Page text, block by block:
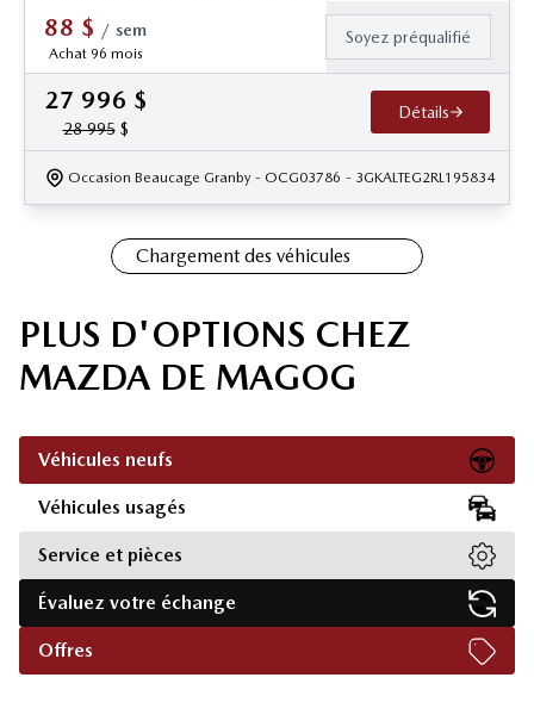
88 $ / sem
Achat 96 mois
Soyez préqualifié
27 996 $
28 995$
Détails
Occasion Beaucage Granby - OCG03786 - 3GKALTEG2RL195834
Chargement des véhicules
PLUS D'OPTIONS CHEZ
MAZDA DE MAGOG
Véhicules neufs
Véhicules usagés
Service et pièces
Évaluez votre échange
Offres